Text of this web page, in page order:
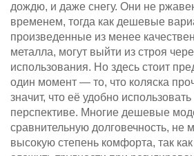
дождю, и даже снегу. Они не
временем, тогда как дешевые
произведенные из менее
металла, могут выйти из строя
использования. Но здесь стоит
один момент — то, что коляска
значит, что её удобно
перспективе. Многие дешевые
сравнительную долговечность, не
высокую степень комфорта, так